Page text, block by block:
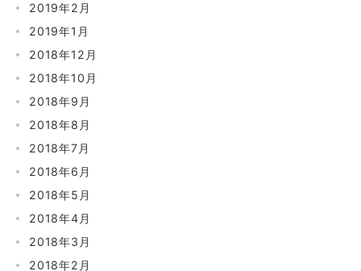
2019年2月
2019年1月
2018年12月
2018年10月
2018年9月
2018年8月
2018年7月
2018年6月
2018年5月
2018年4月
2018年3月
2018年2月